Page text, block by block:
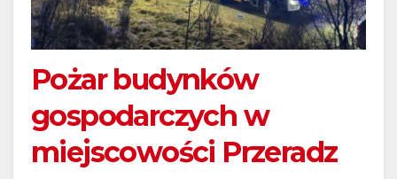
Pożar budynków
gospodarczych w
miejscowości Przeradz